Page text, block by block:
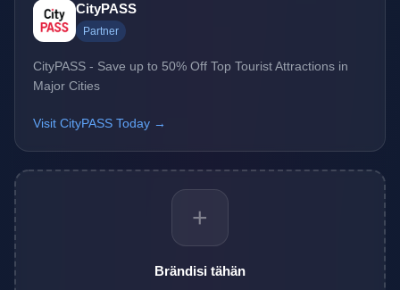
CityPASS
Partner
CityPASS - Save up to 50% Off Top Tourist Attractions in
Major Cities
Visit CityPASS Today →
+
Brändisi tähän